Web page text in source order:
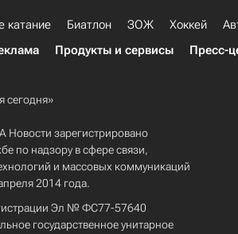
катание Биатлон ЗОЖ Хоккей
Продукты и сервисы Пресс-
сегодня»
Новости зарегистрировано
по надзору в сфере связи,
и массовых коммуникаций
2014 года.
Эл № ФС77-57640
государственное унитарное